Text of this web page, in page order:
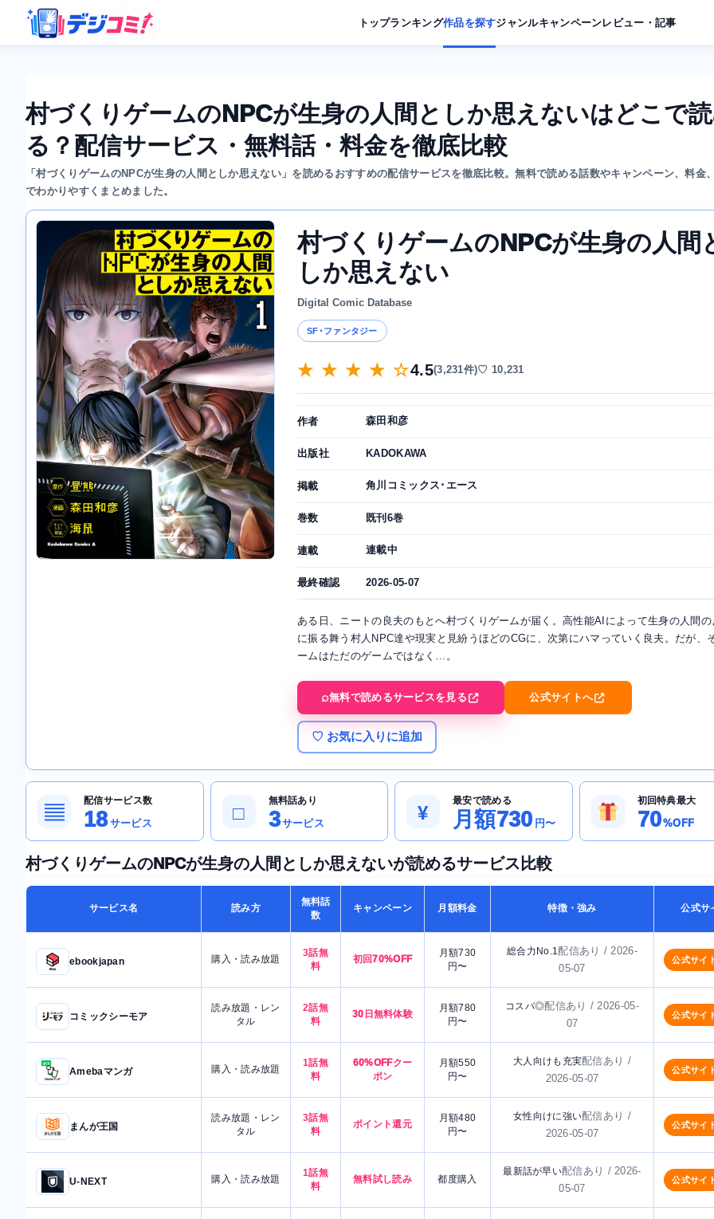
トップランキング作品を探すジャンルキャンペーンレビュー・記事
村づくりゲームのNPCが生身の人間としか思えないはどこで
る？配信サービス・無料話・料金を徹底比較
「村づくりゲームのNPCが生身の人間としか思えない」を読めるおすすめの配信サービスを徹底比較。無料で読める話数やキャンペーン、料金
でわかりやすくまとめました。
村づくりゲームのNPCが生身の人間
しか思えない
Digital Comic Database
SF･ファンタジー
★ ★ ★ ★ ☆4.5(3,231件)♡ 10,231
作者 森田和彦
出版社 KADOKAWA
掲載 角川コミックス･エース
巻数 既刊6巻
連載 連載中
最終確認 2026-05-07
ある日、ニートの良夫のもとへ村づくりゲームが届く。高性能AIによって生身の人間の
に振る舞う村人NPC達や現実と見紛うほどのCGに、次第にハマっていく良夫。だが、
ームはただのゲームではなく…。
無料で読めるサービスを見る 公式サイトへ
♡ お気に入りに追加
▤
配信サービス数
18サービス □
無料話あり
3サービス ¥
最安で読める
月額730 円〜
初回特典最大
70%OFF
村づくりゲームのNPCが生身の人間としか思えないが読めるサービス比較
サービス名 読み方
無料話
数
キャンペーン 月額料金 特徴・強み 公式サ
ebookjapan 購入・読み放題
3話無
料
初回70%OFF
月額730
円〜
総合力No.1配信あり / 2026-
05-07
公式サイ
コミックシーモア
読み放題・レン
タル
2話無
料
30日無料体験
月額780
円〜
コスパ◎配信あり / 2026-05-
07
公式サイ
Amebaマンガ 購入・読み放題
1話無
料
60%OFFクー
ポン
月額550
円〜
大人向けも充実配信あり /
2026-05-07
公式サイ
まんが王国
読み放題・レン
タル
3話無
料
ポイント還元
月額480
円〜
女性向けに強い配信あり /
2026-05-07
公式サイ
U-NEXT 購入・読み放題
1話無
料
無料試し読み 都度購入
最新話が早い配信あり / 2026-
05-07
公式サイ